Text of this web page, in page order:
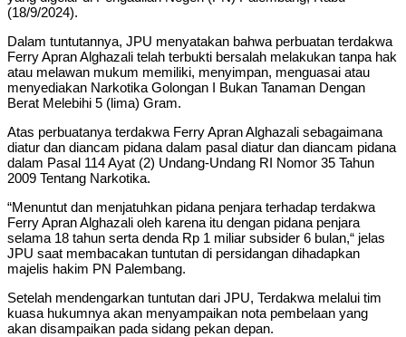
(18/9/2024).
Dalam tuntutannya, JPU menyatakan bahwa perbuatan terdakwa
Ferry Apran Alghazali telah terbukti bersalah melakukan tanpa hak
atau melawan mukum memiliki, menyimpan, menguasai atau
menyediakan Narkotika Golongan I Bukan Tanaman Dengan
Berat Melebihi 5 (lima) Gram.
Atas perbuatanya terdakwa Ferry Apran Alghazali sebagaimana
diatur dan diancam pidana dalam pasal diatur dan diancam pidana
dalam Pasal 114 Ayat (2) Undang-Undang RI Nomor 35 Tahun
2009 Tentang Narkotika.
“Menuntut dan menjatuhkan pidana penjara terhadap terdakwa
Ferry Apran Alghazali oleh karena itu dengan pidana penjara
selama 18 tahun serta denda Rp 1 miliar subsider 6 bulan,“ jelas
JPU saat membacakan tuntutan di persidangan dihadapkan
majelis hakim PN Palembang.
Setelah mendengarkan tuntutan dari JPU, Terdakwa melalui tim
kuasa hukumnya akan menyampaikan nota pembelaan yang
akan disampaikan pada sidang pekan depan.